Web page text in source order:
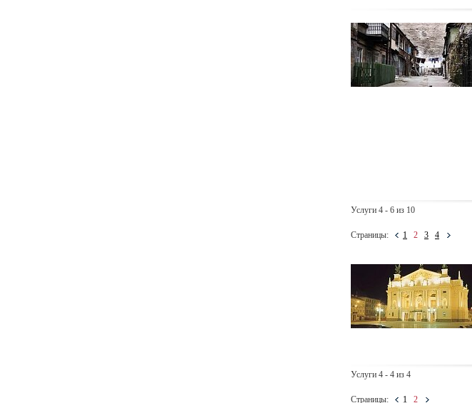
Услуги 4 - 6 из 10
Страницы: 1 2 3 4
Услуги 4 - 4 из 4
Страницы: 1 2